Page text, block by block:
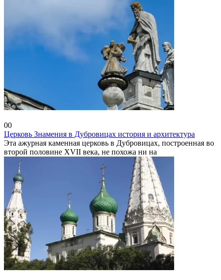
00
Церковь Знамения в Дубровицах история и архитектура
Эта ажурная каменная церковь в Дубровицах, построенная во
второй половине XVII века, не похожа ни на